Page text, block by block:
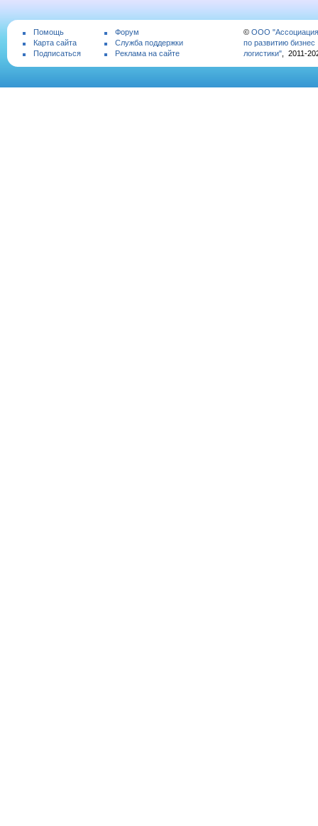
Помощь
Карта сайта
Подписаться
Форум
Служба поддержки
Реклама на сайте
© ООО "Ассоциация
по развитию бизнес
логистики", 2011-